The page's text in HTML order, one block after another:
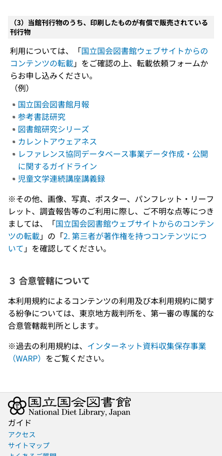
（3）当館刊行物のうち、印刷したものが有償で販売されている
刊行物
利用については、「国立国会図書館ウェブサイトからの
コンテンツの転載」をご確認の上、転載依頼フォームか
らお申し込みください。
（例）
国立国会図書館月報
参考書誌研究
図書館研究シリーズ
カレントアウェアネス
レファレンス協同データベース事業データ作成・公開
に関するガイドライン
児童文学連続講座講義録
※その他、画像、写真、ポスター、パンフレット・リーフ
レット、調査報告等のご利用に際し、ご不明な点等につき
ましては、「国立国会図書館ウェブサイトからのコンテン
ツの転載」の「2. 第三者が著作権を持つコンテンツにつ
いて 」を確認してください。
３ 合意管轄について
本利用規約によるコンテンツの利用及び本利用規約に関す
る紛争については、東京地方裁判所を、第一審の専属的な
合意管轄裁判所とします。
※過去の利用規約は、 インターネット資料収集保存事業
（WARP） をご覧ください。
ガイド
アクセス
サイトマップ